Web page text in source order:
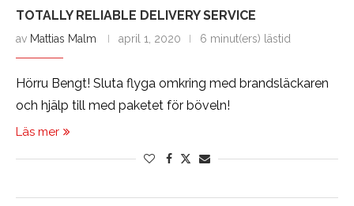
TOTALLY RELIABLE DELIVERY SERVICE
av Mattias Malm april 1, 2020 6 minut(ers) lästid
Hörru Bengt! Sluta flyga omkring med brandsläckaren
och hjälp till med paketet för böveln!
Läs mer